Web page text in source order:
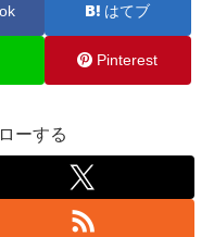
はてブ
Pinterest
ーする